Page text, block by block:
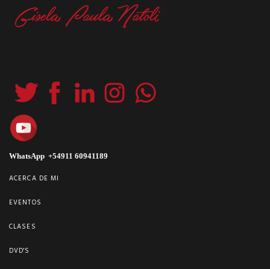
WhatsApp +54911 60941189
ACERCA DE MI
EVENTOS
CLASES
DVD'S